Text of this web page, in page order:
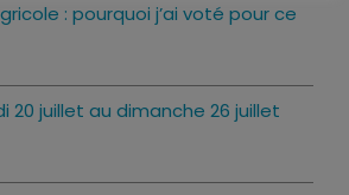
: pourquoi j’ai voté pour ce
20 juillet au dimanche 26 juillet